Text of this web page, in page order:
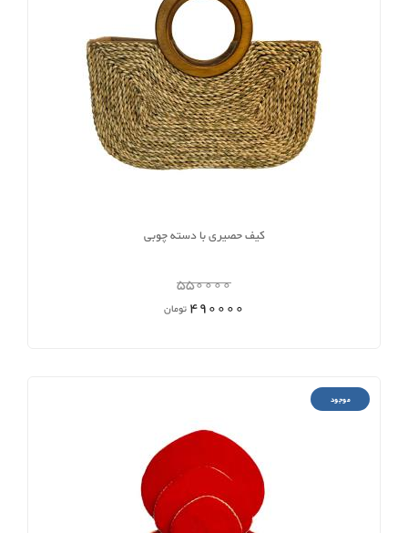
کیف حصیری با دسته چوبی
550000
490000تومان
موجود